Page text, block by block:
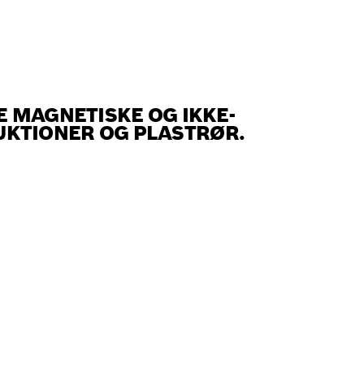
MAGNETISKE OG IKKE-
OG PLASTRØR.